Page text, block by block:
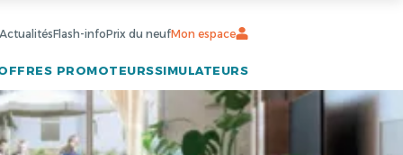
ActualitésFlash-infoPrix du neufMon espace
PROMOTEURSSIMULATEURS